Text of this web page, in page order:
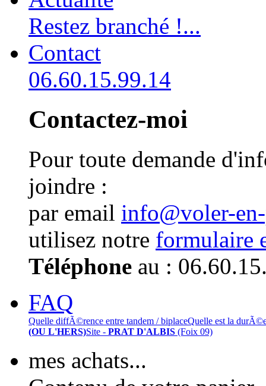
Restez branché !...
Contact
06.60.15.99.14
Contactez-moi
Pour toute demande
joindre :
par email info@voler-
utilisez notre formulaire
Téléphone au :
FAQ
Quelle diffÃ©rence entre tandem / biplaceQuelle est la
(OU L'HERS)Site - PRAT D'ALBIS (Foix 09)
mes achats...